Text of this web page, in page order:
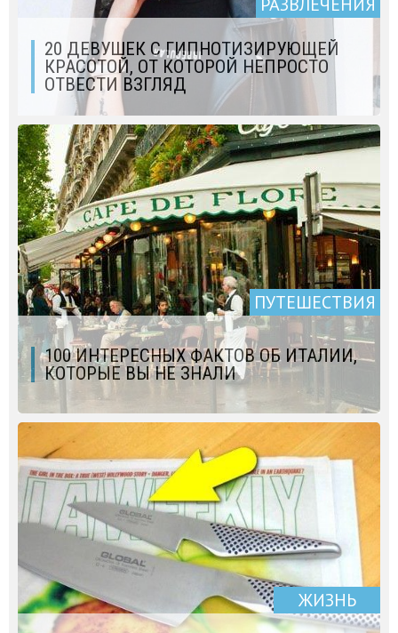
РАЗВЛЕЧЕНИЯ
20 ДЕВУШЕК С ГИПНОТИЗИРУЮЩЕЙ
КРАСОТОЙ, ОТ КОТОРОЙ НЕПРОСТО
ОТВЕСТИ ВЗГЛЯД
ПУТЕШЕСТВИЯ
100 ИНТЕРЕСНЫХ ФАКТОВ ОБ ИТАЛИИ,
КОТОРЫЕ ВЫ НЕ ЗНАЛИ
ЖИЗНЬ